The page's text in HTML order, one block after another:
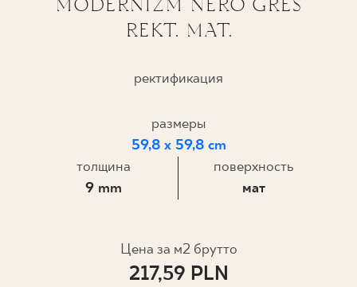
ГДЕ КУПИТЬ
О НАС
МОЙ ПРОФИЛЬ
EN SK DE UK
REKT. MAT.
ректификация
размеры
59,8 x 59,8 cm
толщина
9 mm
поверхность
мат
Цена за м2 брутто
217,59 PLN